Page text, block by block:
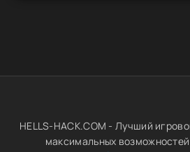
HELLS-HACK.COM - Лучший
максимальных